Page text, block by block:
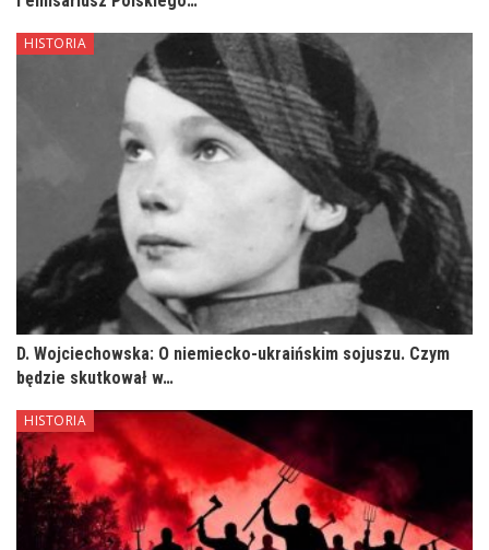
HISTORIA
D. Wojciechowska: O niemiecko-ukraińskim sojuszu. Czym
będzie skutkował w…
HISTORIA